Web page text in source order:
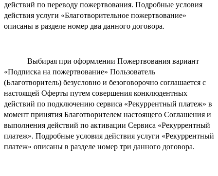
действий по переводу пожертвования. Подробные условия
действия услуги «Благотворительное пожертвование»
описаны в разделе номер два данного договора.
Выбирая при оформлении Пожертвования вариант
«Подписка на пожертвование» Пользователь
(Благотворитель) безусловно и безоговорочно соглашается с
настоящей Оферты путем совершения конклюдентных
действий по подключению сервиса «Рекуррентный платеж» в
момент принятия Благотворителем настоящего Соглашения и
выполнения действий по активации Сервиса «Рекуррентный
платеж». Подробные условия действия услуги «Рекуррентный
платеж» описаны в разделе номер три данного договора.